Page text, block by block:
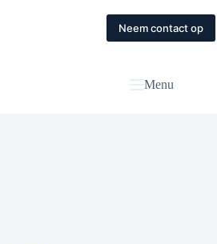
Contact
Neem contact op
Menu